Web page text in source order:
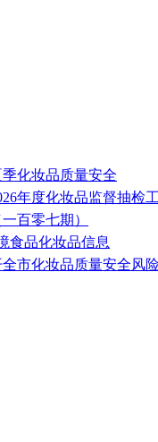
化妆品质量安全
年度化妆品监督抽检
百零七期）
食品化妆品信息
市化妆品质量安全风